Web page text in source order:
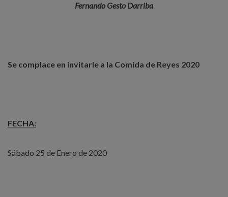
Fernando Gesto Darriba
Se complace en invitarle a la Comida de Reyes 2020
FECHA:
Sábado 25 de Enero de 2020